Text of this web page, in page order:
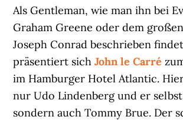
Als Gentleman, wie man ihn bei
Graham Greene oder dem
Joseph Conrad beschrieben
präsentiert sichJohn le Carré
im Hamburger Hotel Atlantic.
nur Udo Lindenberg und er selbst
sondern auch Tommy Brue. Der